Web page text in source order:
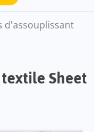
d'assouplissant
Sheet